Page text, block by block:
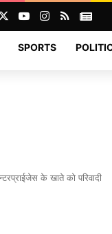
YouTubeInstagram
RSS
SPORTS
के खाते को परिवादी